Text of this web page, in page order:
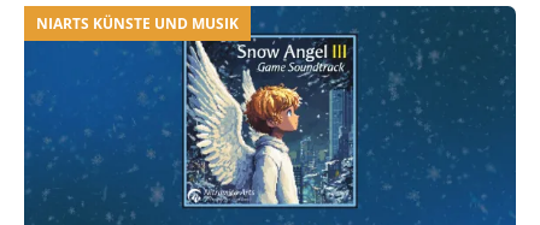
NIARTS KÜNSTE UND MUSIK